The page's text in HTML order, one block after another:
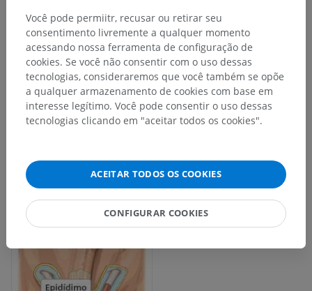
Você pode permiitr, recusar ou retirar seu
consentimento livremente a qualquer momento
acessando nossa ferramenta de configuração de
cookies. Se você não consentir com o uso dessas
tecnologias, consideraremos que você também se opõe
a qualquer armazenamento de cookies com base em
interesse legítimo. Você pode consentir o uso dessas
tecnologias clicando em "aceitar todos os cookies".
ACEITAR TODOS OS COOKIES
CONFIGURAR COOKIES